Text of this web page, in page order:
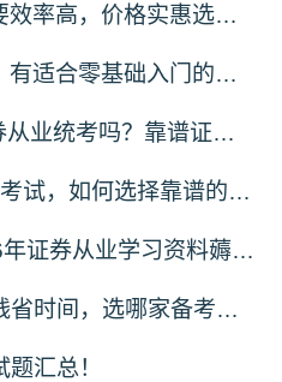
26 备考证券从业想要效率高，价格实惠选哪家题库？
26 证券从业考什么？有适合零基础入门的网课吗？求推荐！
2026下半年还有证券从业统考吗？靠谱证券从业题库推荐！
零基础备考证券从业考试，如何选择靠谱的学习机构？？
零基础不想花钱，26年证券从业学习资料薅羊毛攻略！
26 年证券从业想省钱省时间，选哪家备考资料？
汇总！